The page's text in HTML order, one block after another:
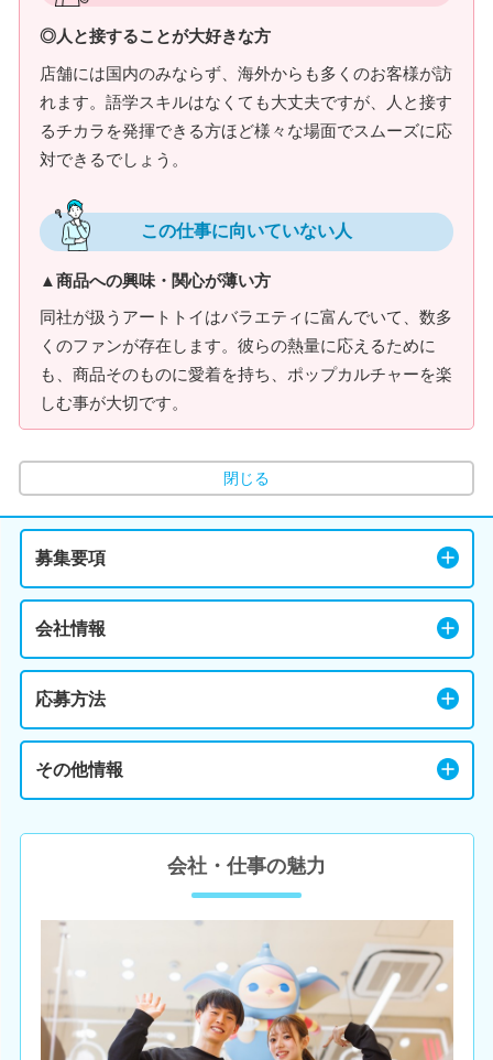
◎人と接することが大好きな方
店舗には国内のみならず、海外からも多くのお客様が訪
れます。語学スキルはなくても大丈夫ですが、人と接す
るチカラを発揮できる方ほど様々な場面でスムーズに応
対できるでしょう。
この仕事に向いていない人
▲商品への興味・関心が薄い方
同社が扱うアートトイはバラエティに富んでいて、数多
くのファンが存在します。彼らの熱量に応えるために
も、商品そのものに愛着を持ち、ポップカルチャーを楽
しむ事が大切です。
閉じる
募集要項
会社情報
応募方法
その他情報
会社・仕事の魅力